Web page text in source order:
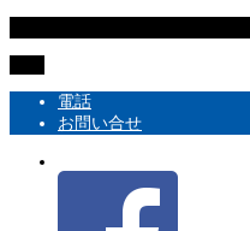
電話
お問い合せ